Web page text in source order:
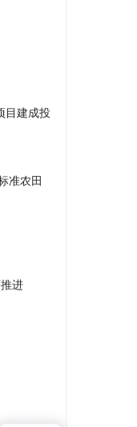
目建成投
准农田
进